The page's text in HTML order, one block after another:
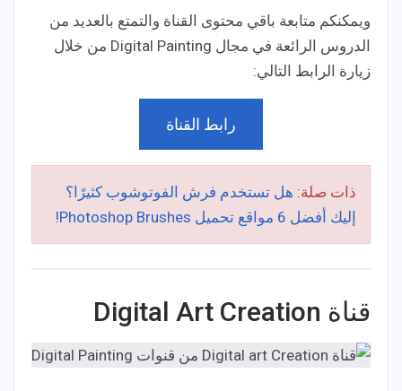
ويمكنكم متابعة باقي محتوى القناة والتمتع بالعديد من
الدروس الرائعة في مجال Digital Painting من خلال
زيارة الرابط التالي:
رابط القناة
ذات صلة: هل تستخدم فرش الفوتوشوب كثيرًا؟
إليك أفضل 6 مواقع تحميل Photoshop Brushes!
قناة Digital Art Creation